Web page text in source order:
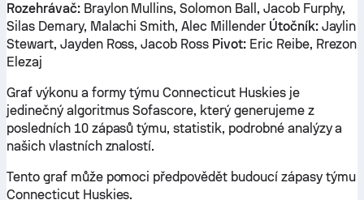
Rozehrávač:Braylon Mullins, Solomon Ball, Jacob Furphy,
Silas Demary, Malachi Smith, Alec Millender Útočník:Jaylin
Stewart, Jayden Ross, Jacob Ross Pivot:Eric Reibe, Rrezon
Elezaj
Graf výkonu a formy týmu Connecticut Huskies je
jedinečný algoritmus Sofascore, který generujeme z
posledních 10 zápasů týmu, statistik, podrobné analýzy a
našich vlastních znalostí.
Tento graf může pomoci předpovědět budoucí zápasy týmu
Connecticut Huskies.